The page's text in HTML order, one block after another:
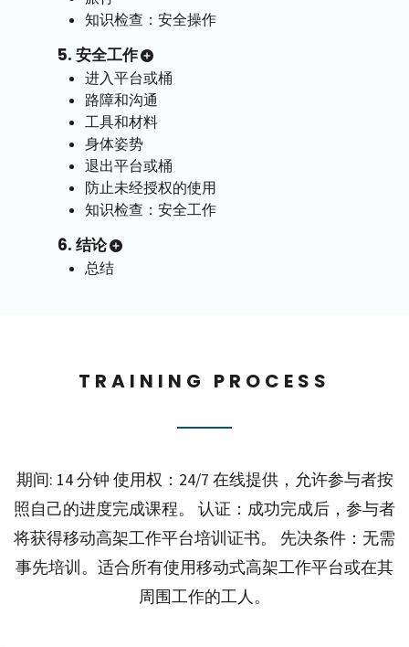
知识检查：安全操作
5. 安全工作
进入平台或桶
路障和沟通
工具和材料
身体姿势
退出平台或桶
防止未经授权的使用
知识检查：安全工作
6. 结论
总结
TRAINING PROCESS
期间: 14 分钟 使用权：24/7 在线提供，允许参与者按
照自己的进度完成课程。 认证：成功完成后，参与者
将获得移动高架工作平台培训证书。 先决条件：无需
事先培训。适合所有使用移动式高架工作平台或在其
周围工作的工人。